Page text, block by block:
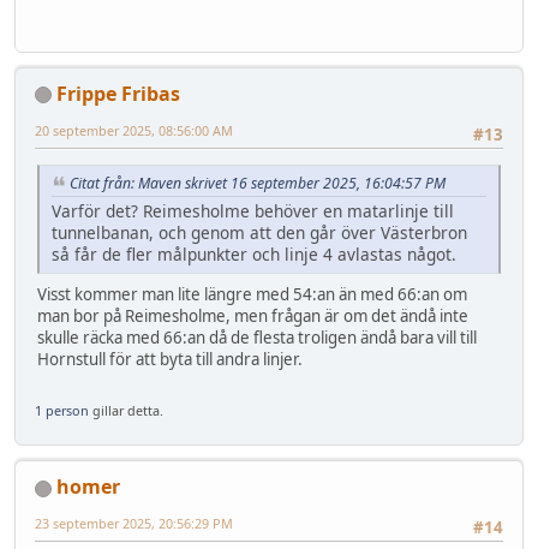
Frippe Fribas
#13
20 september 2025, 08:56:00 AM
Citat från: Maven skrivet 16 september 2025, 16:04:57 PM
Varför det? Reimesholme behöver en matarlinje till
tunnelbanan, och genom att den går över Västerbron
så får de fler målpunkter och linje 4 avlastas något.
Visst kommer man lite längre med 54:an än med 66:an om
man bor på Reimesholme, men frågan är om det ändå inte
skulle räcka med 66:an då de flesta troligen ändå bara vill till
Hornstull för att byta till andra linjer.
1 person gillar detta.
homer
#14
23 september 2025, 20:56:29 PM